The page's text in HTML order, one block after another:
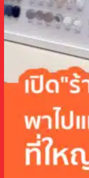
(เฟส
คนขับ
อี้อูแฟร์
แพคเ
ฝอซานแฟร์
แพ็กเก
งานแฟร์อื่น
งานแ
เตรียมตัวบินไปสั่ง
เรื่องน่ารู้ก่
ขายสินค้าอ
5 เมืองสินค้า
รวมโรงงา